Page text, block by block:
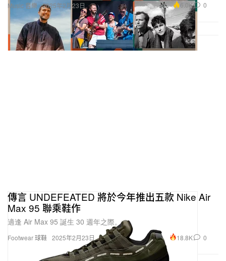
Music 音樂 2025年2月23日 6.0K 0
Footwear 球鞋
傳言 UNDEFEATED 將於今年推出五款 Nike Air
Max 95 聯乘鞋作
適逢 Air Max 95 誕生 30 週年之際。
2025年2月23日 18.8K 0